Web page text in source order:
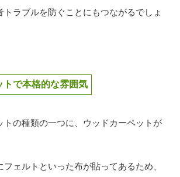
トラブルを防ぐことにもつながるでしょ
トで本格的な雰囲気
トの種類の一つに、ウッドカーペットが
ェルトといった布が貼ってあるため、